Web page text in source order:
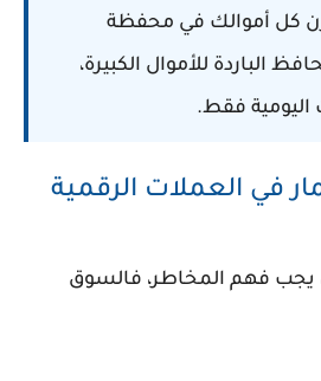
كل أموالك في محفظة
الباردة للأموال الكبيرة،
اليومية فقط.
في العملات الرقمية
يجب فهم المخاطر، فالسوق